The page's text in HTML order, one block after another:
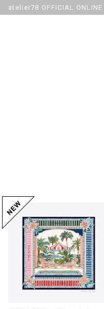
atelier78 OFFICIAL ONLINE